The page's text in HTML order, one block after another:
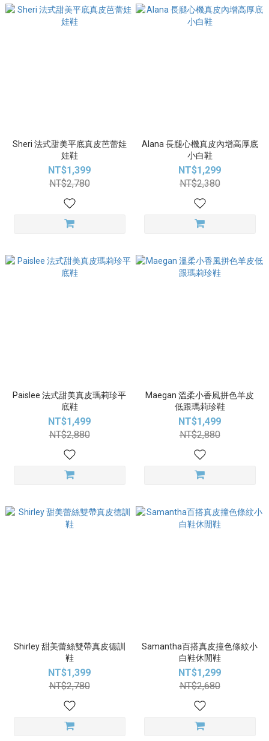
Sheri 法式甜美平底真皮芭蕾娃
娃鞋
NT$1,399
NT$2,780
Alana 長腿心機真皮內增高厚底
小白鞋
NT$1,299
NT$2,380
Paislee 法式甜美真皮瑪莉珍平
底鞋
NT$1,499
NT$2,880
Maegan 溫柔小香風拼色羊皮
低跟瑪莉珍鞋
NT$1,499
NT$2,880
Shirley 甜美蕾絲雙帶真皮德訓
鞋
NT$1,399
NT$2,780
Samantha百搭真皮撞色條紋小
白鞋休閒鞋
NT$1,299
NT$2,680